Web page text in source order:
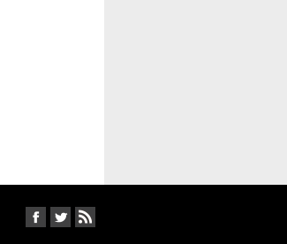
Suivez-nous sur Facebook
Suivez-nous sur Twitter